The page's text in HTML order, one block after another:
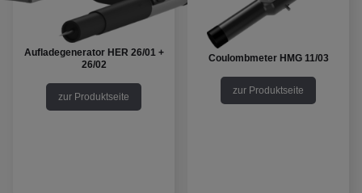
Aufladegenerator HER 26/01 +
26/02
zur Produktseite
Coulombmeter HMG 11/03
zur Produktseite